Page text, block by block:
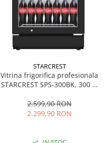
STARCREST
Vitrina frigorifica profesionala
STARCREST SPS-300BK, 300 L,
LED, H 169.5 cm, Negru
2.599,90 RON
2.299,90 RON